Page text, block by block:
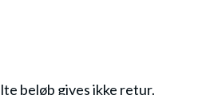
beløb gives ikke retur.